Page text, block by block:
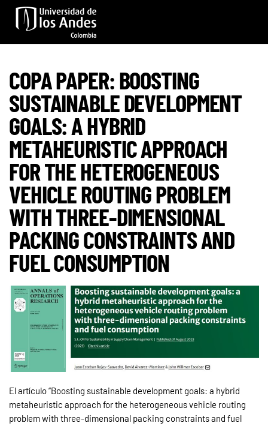
Skip to main content
COPA PAPER: BOOSTING
SUSTAINABLE DEVELOPMENT
GOALS: A HYBRID
METAHEURISTIC APPROACH
FOR THE HETEROGENEOUS
VEHICLE ROUTING PROBLEM
WITH THREE-DIMENSIONAL
PACKING CONSTRAINTS AND
FUEL CONSUMPTION
El artículo “Boosting sustainable development goals: a hybrid
metaheuristic approach for the heterogeneous vehicle routing
problem with three-dimensional packing constraints and fuel